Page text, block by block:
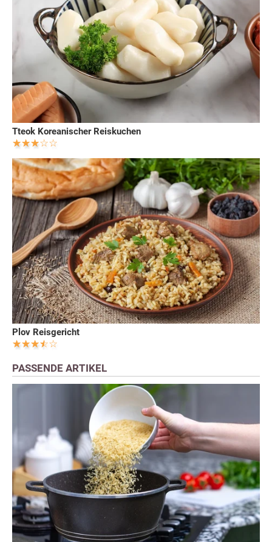
Tteok Koreanischer Reiskuchen
Plov Reisgericht
PASSENDE ARTIKEL